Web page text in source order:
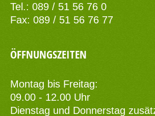
Tel.: 089 / 51 56 76 0
Fax: 089 / 51 56 76 77
ÖFFNUNGSZEITEN
Montag bis Freitag:
09.00 - 12.00 Uhr
Dienstag und Donnerstag